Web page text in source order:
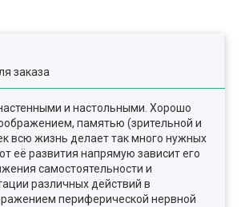
заказа
и настольными. Хорошо
памятью (зрительной и
всю жизнь делает так много нужных
её развития напрямую зависит его
самостоятельности и
различных действий в
периферической нервной